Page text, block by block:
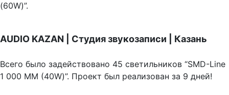
(60W)”.
AUDIO KAZAN | Студия звукозаписи | Казань
Всего было задействовано 45 светильников “SMD-Line
1 000 ММ (40W)”. Проект был реализован за 9 дней!